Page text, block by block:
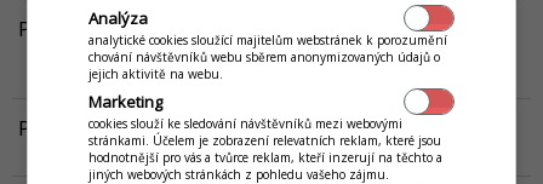
POS Manažer Server - základní nastavení
Návod popisuje základní nastavení pro nastavení iKelp POS
Manažera jako TCP/IP server, nebo jako File server
POS Manažer - představení
Představení aplikace iKelp POS Manažer.Víc...
Analýza
analytické cookies sloužící majitelům webstránek k porozumění
chování návštěvníků webu sběrem anonymizovaných údajů o
jejich aktivitě na webu.
Marketing
cookies slouží ke sledování návštěvníků mezi webovými
stránkami. Účelem je zobrazení relevatních reklam, které jsou
hodnotnější pro vás a tvůrce reklam, kteří inzerují na těchto a
jiných webových stránkách z pohledu vašeho zájmu.